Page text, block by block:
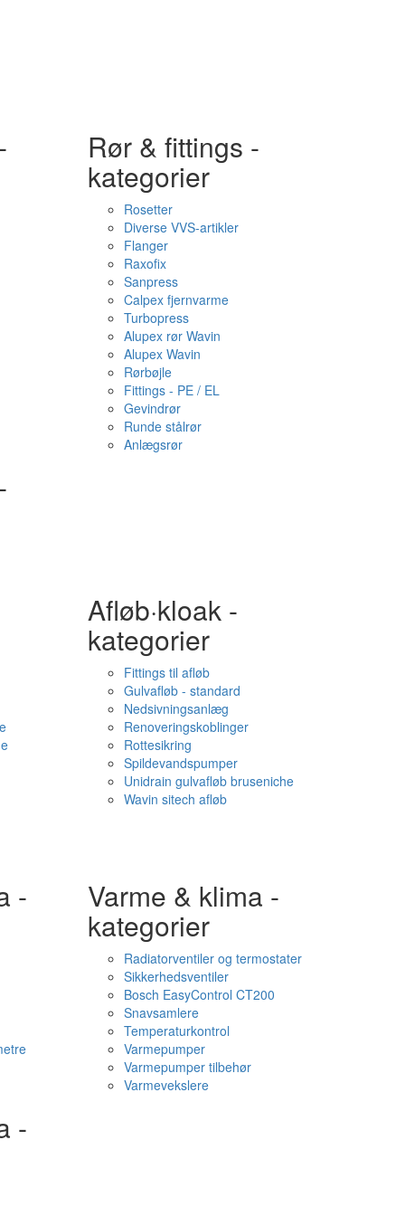
Rør & fittings -
kategorier
Rosetter
Diverse VVS-artikler
Flanger
Raxofix
Sanpress
Calpex fjernvarme
Turbopress
Alupex rør Wavin
Alupex Wavin
Rørbøjle
Fittings - PE / EL
Gevindrør
Runde stålrør
Anlægsrør
Afløb·kloak -
kategorier
Fittings til afløb
Gulvafløb - standard
Nedsivningsanlæg
Renoveringskoblinger
Rottesikring
Spildevandspumper
Unidrain gulvafløb bruseniche
Wavin sitech afløb
- Varme & klima -
kategorier
Radiatorventiler og termostater
Sikkerhedsventiler
Bosch EasyControl CT200
Snavsamlere
Temperaturkontrol
Varmepumper
Varmepumper tilbehør
Varmevekslere
-